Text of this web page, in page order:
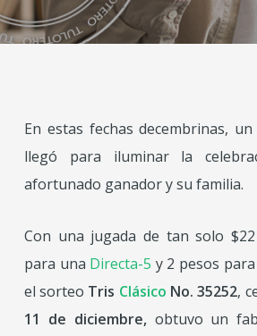
En estas fechas decembrinas,
llegó para iluminar la
afortunado ganador y su familia.
Con una jugada de tan solo
para una Directa-5 y 2 pesos
el sorteo Tris Clásico No. 35252,
11 de diciembre,obtuvo un